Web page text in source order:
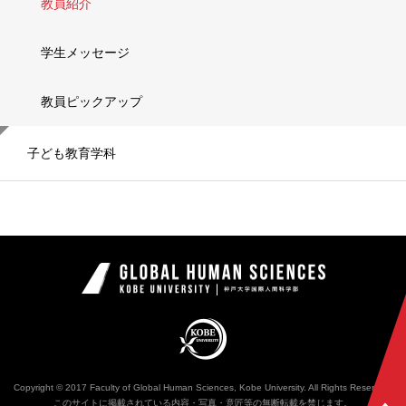
教員紹介
学生メッセージ
教員ピックアップ
子ども教育学科
神戸大学国際
Copyright © 2017 Faculty of Global Human Sciences, Kobe University. All Rights Reserved.
このサイトに掲載されている内容・写真・意匠等の無断転載を禁じます。